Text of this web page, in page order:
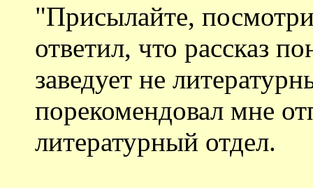
"Присылайте,
ответил, что рассказ
заведует не
порекомендовал мне
литературный отдел.